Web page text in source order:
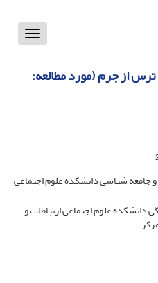
Toggle
از جرم (مورد مطالعه:
جامعه شناسی دانشکده علوم اجتماعی
علوم اجتماعی ارتباطات و